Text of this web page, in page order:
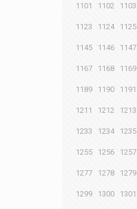
1101 1102 1103
1123 1124 1125
1145 1146 1147
1167 1168 1169
1189 1190 1191
1211 1212 1213
1233 1234 1235
1255 1256 1257
1277 1278 1279
1299 1300 1301